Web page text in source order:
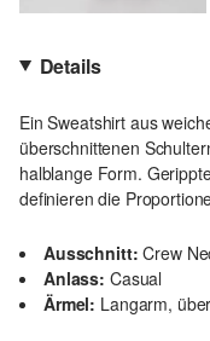
Details
Ein Sweatshirt aus
überschnittenen
halblange Form.
definieren die
Ausschnitt: Crew
Anlass: Casual
Ärmel: Langarm,